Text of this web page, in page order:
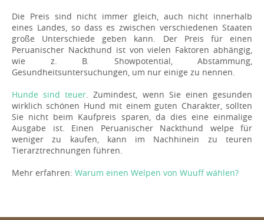
Die Preis sind nicht immer gleich, auch nicht innerhalb
eines Landes, so dass es zwischen verschiedenen Staaten
große Unterschiede geben kann. Der Preis für einen
Peruanischer Nackthund ist von vielen Faktoren abhängig,
wie z. B. Showpotential, Abstammung,
Gesundheitsuntersuchungen, um nur einige zu nennen.
Hunde sind teuer . Zumindest, wenn Sie einen gesunden
wirklich schönen Hund mit einem guten Charakter, sollten
Sie nicht beim Kaufpreis sparen, da dies eine einmalige
Ausgabe ist. Einen Peruanischer Nackthund welpe für
weniger zu kaufen, kann im Nachhinein zu teuren
Tierarztrechnungen führen.
Mehr erfahren: Warum einen Welpen von Wuuff wählen?